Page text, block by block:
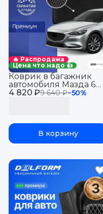
🔥 Распродажа
Цена что надо 👍
4 820 ₽9 640 ₽−50%
Коврик в багажник
автомобиля Мазда 6
GJ (2012-23) Mazda 6 GJ
В корзину